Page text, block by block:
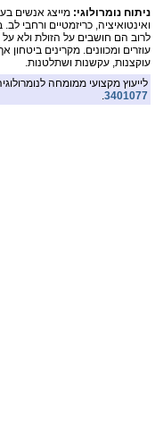
ניתוח נומרולוגי: מייצג אנשים
ואינטואיציה, כריזמטיים ורחבי
לרוב הם חושבים על הזולת ולא
עוזרים ומכוונים. מקרינים
עוקצנות, עקשנות ושתלטנות.
לייעוץ מקצועי ממומחה
3401077
.